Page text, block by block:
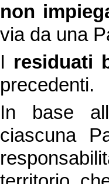
non
via da una
I residuati
precedenti.
In base
ciascuna